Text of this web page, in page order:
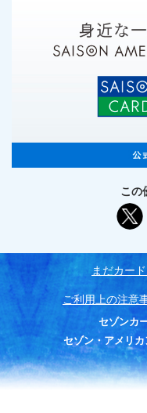
この
まだカー
ご利用上の注意
セゾンカ
セゾン・アメリ